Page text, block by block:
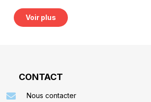
Voir plus
CONTACT
Nous contacter